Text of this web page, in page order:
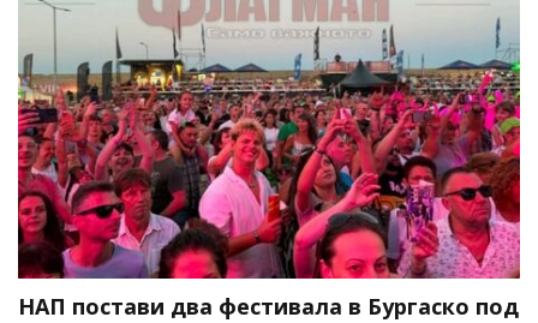
НАП постави два фестивала в Бургаско под